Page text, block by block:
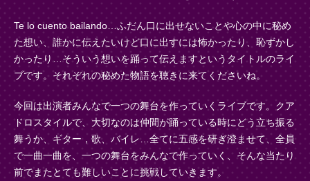
Te lo cuento bailando…ふだん口に出せないことや心の中に秘め
た想い、誰かに伝えたいけど口に出すには怖かったり、恥ずかし
かったり …そういう想いを踊って伝えますというタイトルのライ
ブです。 それぞれの秘めた物語を聴きに来てくださいね。
今回は出演者みんなで一つの舞台を作っていくライブです。 クア
ドロスタイルで、大切なのは仲間が踊っている時にどう立ち振る
舞うか、ギター，歌、バイレ…全てに五感を研ぎ澄ませて、全員
で一曲一曲を、一つの舞台をみんなで作っていく、そんな当たり
前でまたとても難しいことに挑戦していきます。